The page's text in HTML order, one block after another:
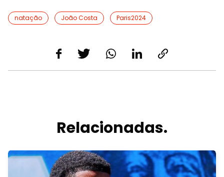
natação João Costa Paris2024
Relacionadas.